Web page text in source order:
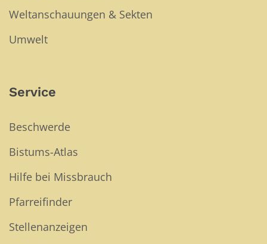
Weltanschauungen & Sekten
Umwelt
Service
Beschwerde
Bistums-Atlas
Hilfe bei Missbrauch
Pfarreifinder
Stellenanzeigen